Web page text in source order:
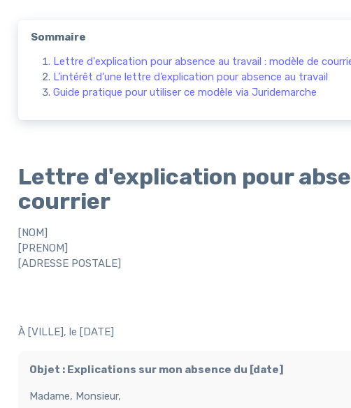
Sommaire
Lettre d'explication pour absence au travail : modèle de
L’intérêt d’une lettre d’explication pour absence au travail
Guide pratique pour utiliser ce modèle via Juridemarche
Lettre d'explication pour
courrier
[NOM]
[PRENOM]
[ADRESSE POSTALE]
À [VILLE], le [DATE]
Objet : Explications sur mon absence du [date]
Madame, Monsieur,